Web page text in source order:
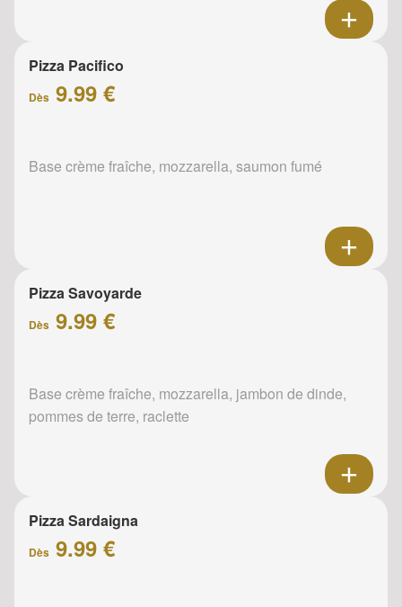
Pizza Pacifico
Dès 9.99 €
Base crème fraîche, mozzarella, saumon fumé
Pizza Savoyarde
Dès 9.99 €
Base crème fraîche, mozzarella, jambon de dinde,
pommes de terre, raclette
Pizza Sardaigna
Dès 9.99 €